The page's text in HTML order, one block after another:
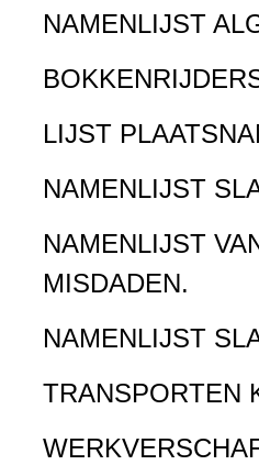
NAMENLIJST
LIJST
NAMENLIJST
NAMENLIJST
MISDADEN.
NAMENLIJST
TRANSPORTEN